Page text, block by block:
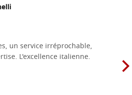
un service irréprochable,
L'excellence italienne.